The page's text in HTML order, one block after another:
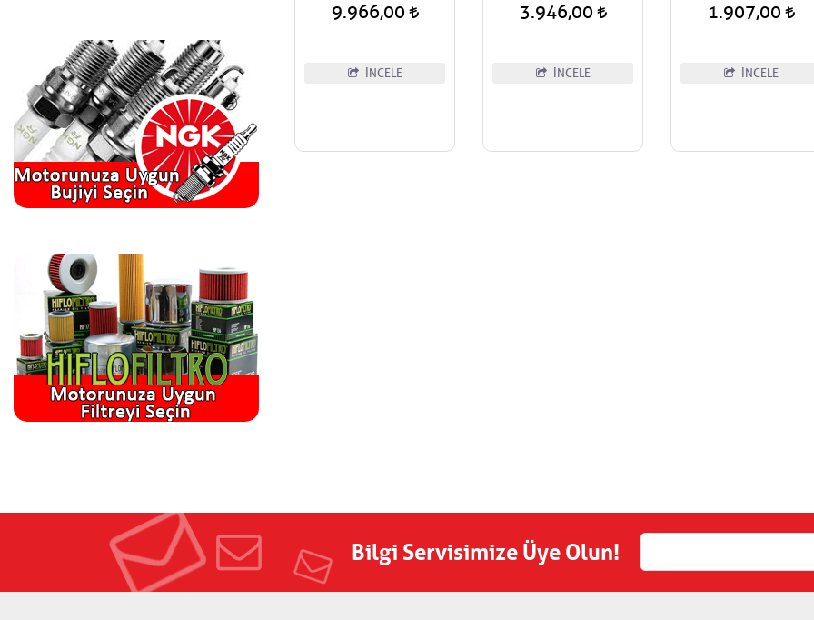
9.966,00
İNCELE
3.946,00
İNCELE
1.907,00
İNCELE
Bilgi Servisimize Üye Olun!